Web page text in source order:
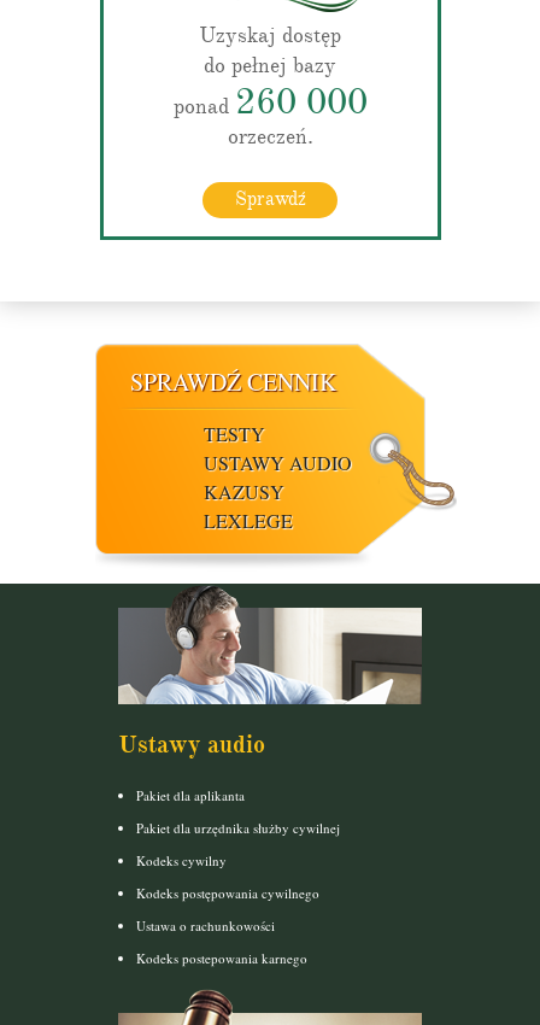
Uzyskaj dostęp
do pełnej bazy
ponad 260 000
orzeczeń.
Sprawdź
SPRAWDŹ CENNIK
TESTY
USTAWY AUDIO
KAZUSY
LEXLEGE
Ustawy audio
Pakiet dla aplikanta
Pakiet dla urzędnika służby cywilnej
Kodeks cywilny
Kodeks postępowania cywilnego
Ustawa o rachunkowości
Kodeks postepowania karnego